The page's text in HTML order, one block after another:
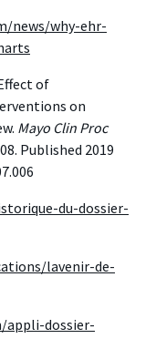
news/why-ehr-
of
on
Mayo Clin Proc
Published 2019
du-dossier-
lavenir-de-
appli-dossier-